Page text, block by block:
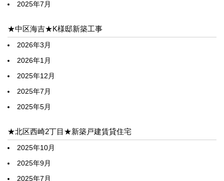
2025年7月
★中区海吉★K様邸新築工事
2026年3月
2026年1月
2025年12月
2025年7月
2025年5月
★北区西崎2丁目★新築戸建賃貸住宅
2025年10月
2025年9月
2025年7月